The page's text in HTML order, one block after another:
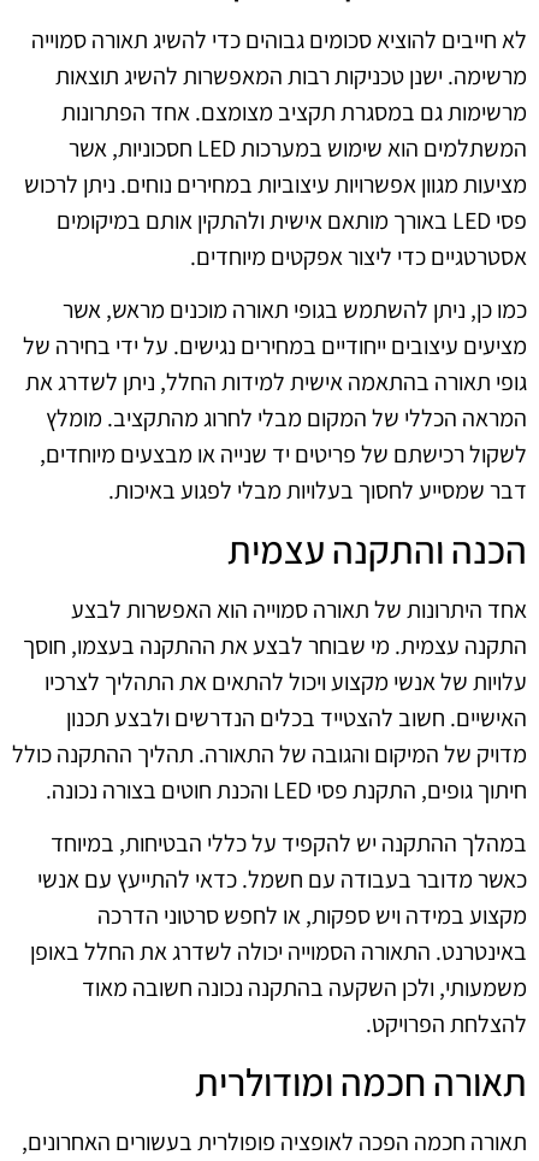
לא חייבים להוציא סכומים גבוהים כדי להשיג תאורה סמוייה
מרשימה. ישנן טכניקות רבות המאפשרות להשיג תוצאות
מרשימות גם במסגרת תקציב מצומצם. אחד הפתרונות
המשתלמים הוא שימוש במערכות LED חסכוניות, אשר
מציעות מגוון אפשרויות עיצוביות במחירים נוחים. ניתן לרכוש
פסי LED באורך מותאם אישית ולהתקין אותם במיקומים
אסטרטגיים כדי ליצור אפקטים מיוחדים.
כמו כן, ניתן להשתמש בגופי תאורה מוכנים מראש, אשר
מציעים עיצובים ייחודיים במחירים נגישים. על ידי בחירה של
גופי תאורה בהתאמה אישית למידות החלל, ניתן לשדרג את
המראה הכללי של המקום מבלי לחרוג מהתקציב. מומלץ
לשקול רכישתם של פריטים יד שנייה או מבצעים מיוחדים,
דבר שמסייע לחסוך בעלויות מבלי לפגוע באיכות.
הכנה והתקנה עצמית
אחד היתרונות של תאורה סמוייה הוא האפשרות לבצע
התקנה עצמית. מי שבוחר לבצע את ההתקנה בעצמו, חוסך
עלויות של אנשי מקצוע ויכול להתאים את התהליך לצרכיו
האישיים. חשוב להצטייד בכלים הנדרשים ולבצע תכנון
מדויק של המיקום והגובה של התאורה. תהליך ההתקנה כולל
חיתוך גופים, התקנת פסי LED והכנת חוטים בצורה נכונה.
במהלך ההתקנה יש להקפיד על כללי הבטיחות, במיוחד
כאשר מדובר בעבודה עם חשמל. כדאי להתייעץ עם אנשי
מקצוע במידה ויש ספקות, או לחפש סרטוני הדרכה
באינטרנט. התאורה הסמוייה יכולה לשדרג את החלל באופן
משמעותי, ולכן השקעה בהתקנה נכונה חשובה מאוד
להצלחת הפרויקט.
תאורה חכמה ומודולרית
תאורה חכמה הפכה לאופציה פופולרית בעשורים האחרונים,